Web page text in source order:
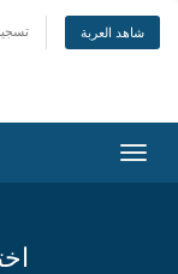
شاهد العربة
تبديل
التنقل